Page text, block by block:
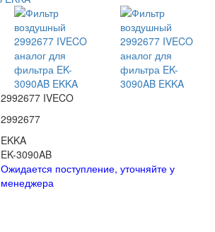
2992677 IVECO
2992677
EKKA
EK-3090AB
Ожидается поступление, уточняйте у
менеджера